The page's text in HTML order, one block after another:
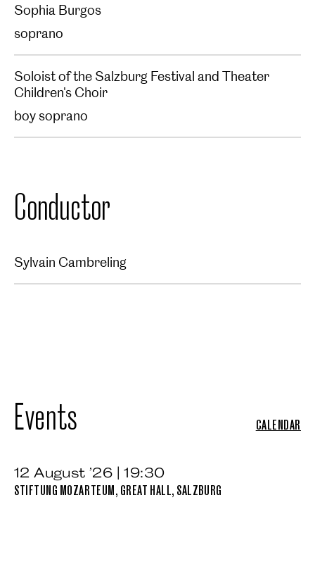
Sophia Burgos
soprano
Soloist of the Salzburg Festival and Theater
Children's Choir
boy soprano
Conductor
Sylvain Cambreling
Events CALENDAR
12 August ’26 | 19:30
STIFTUNG MOZARTEUM, GREAT HALL, SALZBURG